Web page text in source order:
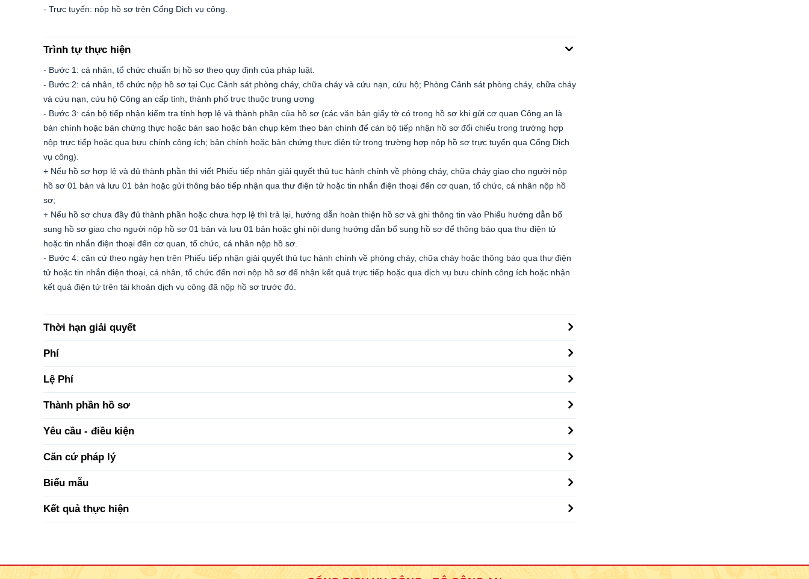
- Trực tuyến: nộp hồ sơ trên Cổng Dịch vụ công.
Trình tự thực hiện
- Bước 1: cá nhân, tổ chức chuẩn bị hồ sơ theo quy định của pháp luật.
- Bước 2: cá nhân, tổ chức nộp hồ sơ tại Cục Cảnh sát phòng cháy, chữa cháy và cứu nạn, cứu hộ; Phòng Cảnh sát phòng cháy, chữa cháy
và cứu nạn, cứu hộ Công an cấp tỉnh, thành phố trực thuộc trung ương
- Bước 3: cán bộ tiếp nhận kiểm tra tính hợp lệ và thành phần của hồ sơ (các văn bản giấy tờ có trong hồ sơ khi gửi cơ quan Công an là
bản chính hoặc bản chứng thực hoặc bản sao hoặc bản chụp kèm theo bản chính để cán bộ tiếp nhận hồ sơ đối chiếu trong trường hợp
nộp trực tiếp hoặc qua bưu chính công ích; bản chính hoặc bản chứng thực điện tử trong trường hợp nộp hồ sơ trực tuyến qua Cổng Dịch
vụ công).
+ Nếu hồ sơ hợp lệ và đủ thành phần thì viết Phiếu tiếp nhận giải quyết thủ tục hành chính về phòng cháy, chữa cháy giao cho người nộp
hồ sơ 01 bản và lưu 01 bản hoặc gửi thông báo tiếp nhận qua thư điện tử hoặc tin nhắn điện thoại đến cơ quan, tổ chức, cá nhân nộp hồ
sơ;
+ Nếu hồ sơ chưa đầy đủ thành phần hoặc chưa hợp lệ thì trả lại, hướng dẫn hoàn thiện hồ sơ và ghi thông tin vào Phiếu hướng dẫn bổ
sung hồ sơ giao cho người nộp hồ sơ 01 bản và lưu 01 bản hoặc ghi nội dung hướng dẫn bổ sung hồ sơ để thông báo qua thư điện tử
hoặc tin nhắn điện thoại đến cơ quan, tổ chức, cá nhân nộp hồ sơ.
- Bước 4: căn cứ theo ngày hẹn trên Phiếu tiếp nhận giải quyết thủ tục hành chính về phòng cháy, chữa cháy hoặc thông báo qua thư điện
tử hoặc tin nhắn điện thoại, cá nhân, tổ chức đến nơi nộp hồ sơ để nhận kết quả trực tiếp hoặc qua dịch vụ bưu chính công ích hoặc nhận
kết quả điện tử trên tài khoản dịch vụ công đã nộp hồ sơ trước đó.
Thời hạn giải quyết
Phí
Lệ Phí
Thành phần hồ sơ
Yêu cầu - điều kiện
Căn cứ pháp lý
Biểu mẫu
Kết quả thực hiện